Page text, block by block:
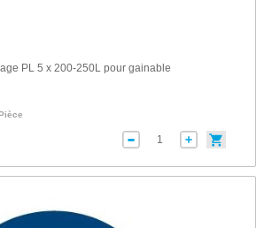
PL 5 x 200-250L pour gainable